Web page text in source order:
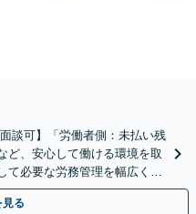
談可】「労働者側：未払い残
ど、安心して働ける環境を取
て必要な労務管理を幅広くサ
らも対応可】
る